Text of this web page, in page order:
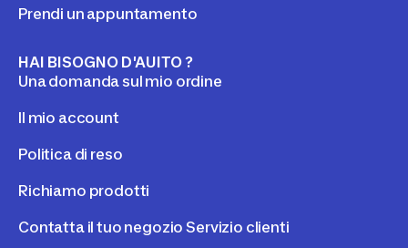
Prendi un appuntamento
HAI BISOGNO D'AUITO ?
Una domanda sul mio ordine
Il mio account
Politica di reso
Richiamo prodotti
Contatta il tuo negozio Servizio clienti